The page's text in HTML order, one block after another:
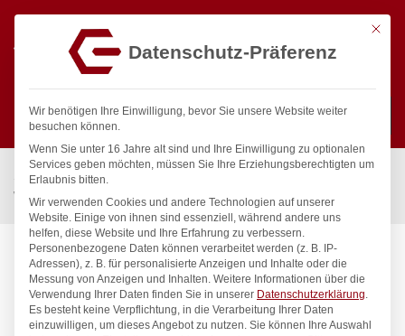
Suchen
Start / Gastronomiebedarf & Gastro Geräte für Profis
Wassertechnik
Wannenauslauf pro Wandauslauf 1/2″
Mit
Datenschutz-Präferenz
Wir benötigen Ihre Einwilligung, bevor Sie unsere Website weiter
besuchen können.
Wenn Sie unter 16 Jahre alt sind und Ihre Einwilligung zu optionalen
Services geben möchten, müssen Sie Ihre Erziehungsberechtigten um
Erlaubnis bitten.
Wir verwenden Cookies und andere Technologien auf unserer
Website. Einige von ihnen sind essenziell, während andere uns
helfen, diese Website und Ihre Erfahrung zu verbessern.
Personenbezogene Daten können verarbeitet werden (z. B. IP-
Adressen), z. B. für personalisierte Anzeigen und Inhalte oder die
Messung von Anzeigen und Inhalten. Weitere Informationen über die
Verwendung Ihrer Daten finden Sie in unserer Datenschutzerklärung.
Es besteht keine Verpflichtung, in die Verarbeitung Ihrer Daten
einzuwilligen, um dieses Angebot zu nutzen. Sie können Ihre Auswahl